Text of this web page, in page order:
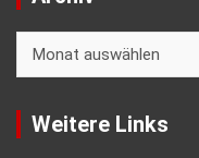
Weitere Links